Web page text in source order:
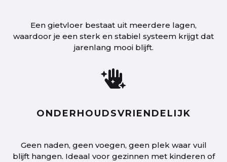
Een gietvloer bestaat uit meerdere lagen,
waardoor je een sterk en stabiel systeem krijgt dat
jarenlang mooi blijft.

ONDERHOUDSVRIENDELIJK
Geen naden, geen voegen, geen plek waar vuil
blijft hangen. Ideaal voor gezinnen met kinderen of